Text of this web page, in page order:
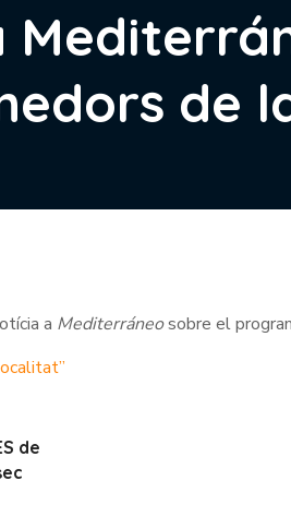
de
a Mediterráneosobre el
de